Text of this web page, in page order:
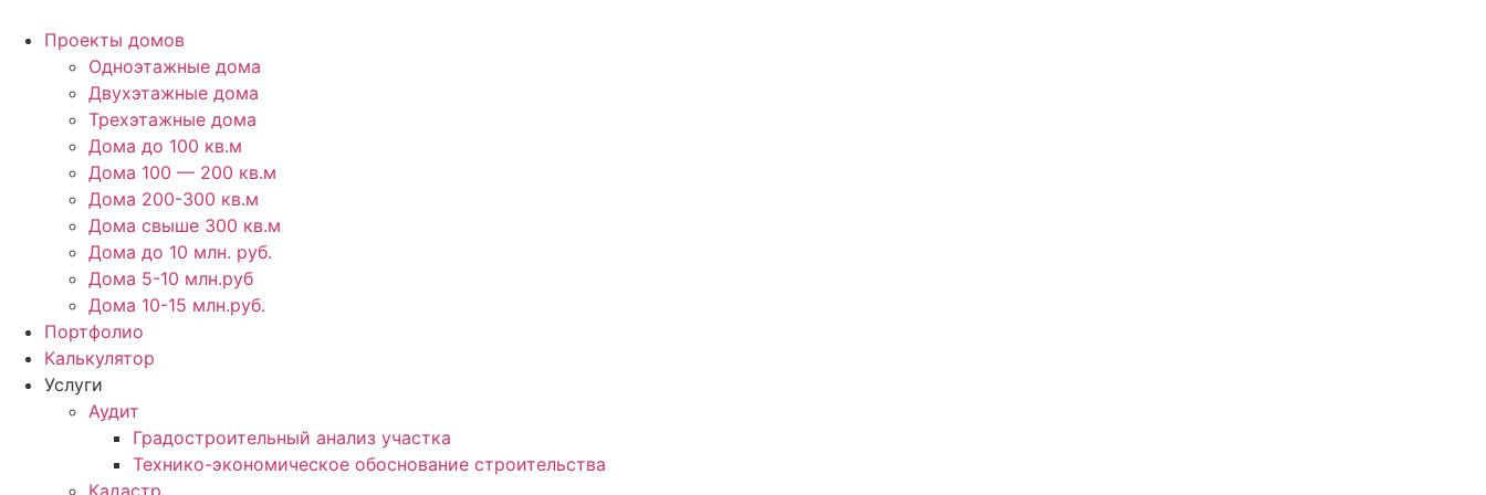
содержимому
Проекты домов
Одноэтажные дома
Двухэтажные дома
Трехэтажные дома
Дома до 100 кв.м
Дома 100 — 200 кв.м
Дома 200-300 кв.м
Дома свыше 300 кв.м
Дома до 10 млн. руб.
Дома 5-10 млн.руб
Дома 10-15 млн.руб.
Портфолио
Калькулятор
Услуги
Аудит
Градостроительный анализ участка
Технико-экономическое обоснование строительства
Кадастр